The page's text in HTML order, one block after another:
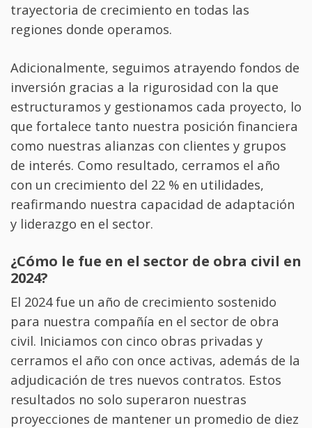
trayectoria de crecimiento en todas las
regiones donde operamos.
Adicionalmente, seguimos atrayendo fondos de
inversión gracias a la rigurosidad con la que
estructuramos y gestionamos cada proyecto, lo
que fortalece tanto nuestra posición financiera
como nuestras alianzas con clientes y grupos
de interés. Como resultado, cerramos el año
con un crecimiento del 22 % en utilidades,
reafirmando nuestra capacidad de adaptación
y liderazgo en el sector.
¿Cómo le fue en el sector de obra civil en
2024?
El 2024 fue un año de crecimiento sostenido
para nuestra compañía en el sector de obra
civil. Iniciamos con cinco obras privadas y
cerramos el año con once activas, además de la
adjudicación de tres nuevos contratos. Estos
resultados no solo superaron nuestras
proyecciones de mantener un promedio de diez